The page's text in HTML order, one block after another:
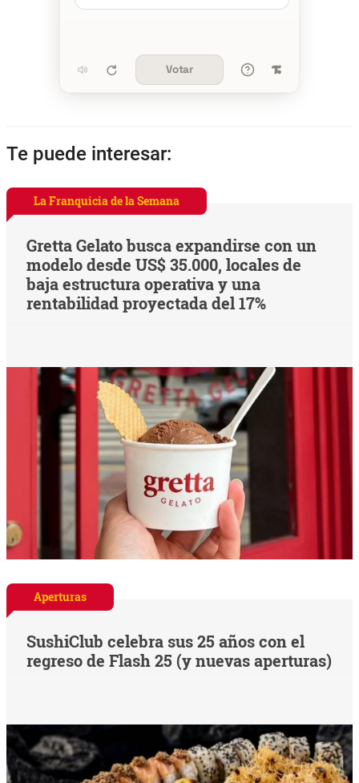
Votar
Te puede interesar:
La Franquicia de la Semana
Gretta Gelato busca expandirse con un
modelo desde US$ 35.000, locales de
baja estructura operativa y una
rentabilidad proyectada del 17%
Aperturas
SushiClub celebra sus 25 años con el
regreso de Flash 25 (y nuevas aperturas)